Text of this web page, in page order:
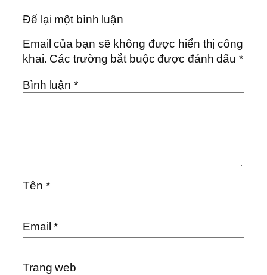
Để lại một bình luận
Email của bạn sẽ không được hiển thị công
khai. Các trường bắt buộc được đánh dấu*
Bình luận*
Tên *
Email*
Trang web